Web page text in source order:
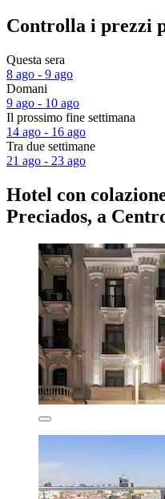
Controlla i prezzi
Questa sera
8 ago - 9 ago
Domani
9 ago - 10 ago
Il prossimo fine settimana
14 ago - 16 ago
Tra due settimane
21 ago - 23 ago
Hotel con
Preciados, a